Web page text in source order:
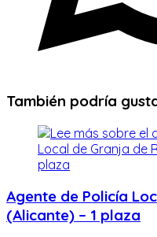
También podría
Agente de Policía
(Alicante) – 1 plaza